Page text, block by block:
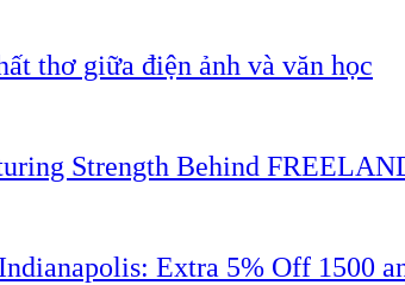
thơ giữa điện ảnh và văn học
Strength Behind
Extra 5% Off 1500